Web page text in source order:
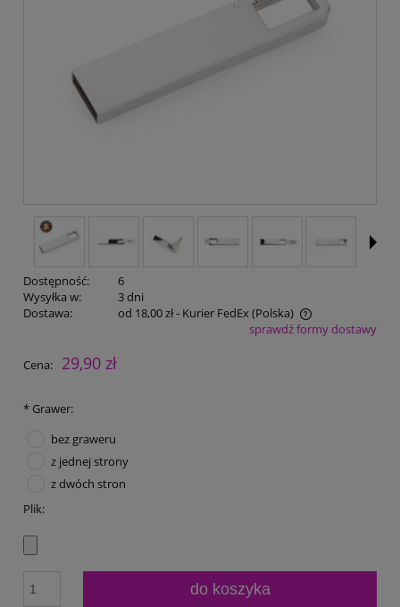
Dostępność:
6
Wysyłka w:
3 dni
Dostawa:
od 18,00 zł- Kurier FedEx(Polska)
Cena nie zawiera ewentualnych kosztów płatnościsprawdź formy dostawy
Cena: 29,90 zł
* Grawer:
bez graweru
z jednej strony
z dwóch stron
Plik:
do koszyka